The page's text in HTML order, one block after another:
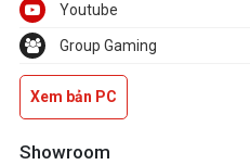
Youtube
Group Gaming
Xem bản PC
Showroom